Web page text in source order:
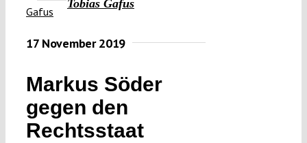
Verfassungs
Verfassungs
Verfassungs
editorial
Tobias Gafus
17 November 2019
Markus Söder
gegen den
Rechtsstaat